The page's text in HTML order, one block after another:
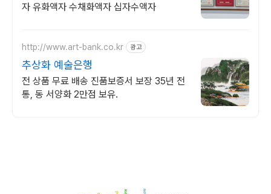
자 유화액자 수채화액자 십자수액자
http://www.art-bank.co.kr 광고
추상화 예술은행
전 상품 무료 배송 진품보증서 보장 35년 전
통, 동 서양화 2만점 보유.